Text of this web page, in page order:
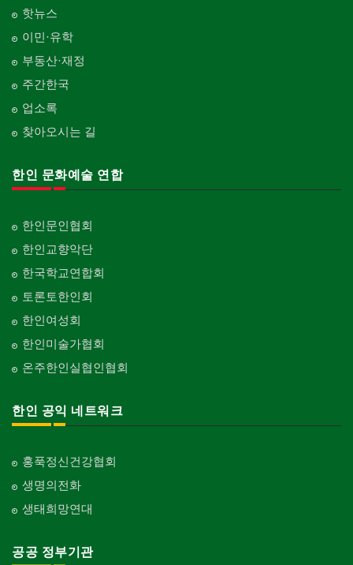
핫뉴스
이민·유학
부동산·재정
주간한국
업소록
찾아오시는 길
한인 문화예술 연합
한인문인협회
한인교향악단
한국학교연합회
토론토한인회
한인여성회
한인미술가협회
온주한인실협인협회
한인 공익 네트워크
홍푹정신건강협회
생명의전화
생태희망연대
공공 정부기관